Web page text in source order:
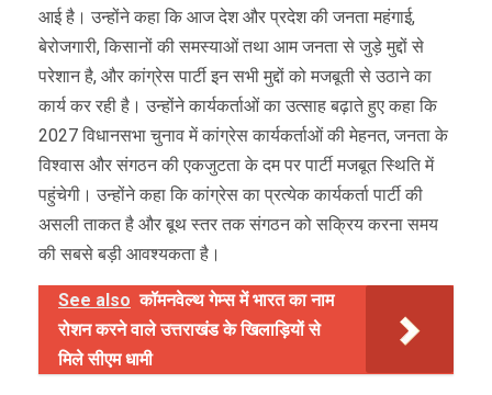
आई है। उन्होंने कहा कि आज देश और प्रदेश की जनता महंगाई,
बेरोजगारी, किसानों की समस्याओं तथा आम जनता से जुड़े मुद्दों से
परेशान है, और कांग्रेस पार्टी इन सभी मुद्दों को मजबूती से उठाने का
कार्य कर रही है। उन्होंने कार्यकर्ताओं का उत्साह बढ़ाते हुए कहा कि
2027 विधानसभा चुनाव में कांग्रेस कार्यकर्ताओं की मेहनत, जनता के
विश्वास और संगठन की एकजुटता के दम पर पार्टी मजबूत स्थिति में
पहुंचेगी। उन्होंने कहा कि कांग्रेस का प्रत्येक कार्यकर्ता पार्टी की
असली ताकत है और बूथ स्तर तक संगठन को सक्रिय करना समय
की सबसे बड़ी आवश्यकता है।
See also कॉमनवेल्थ गेम्स में भारत का नाम
रोशन करने वाले उत्तराखंड के खिलाड़ियों से
मिले सीएम धामी